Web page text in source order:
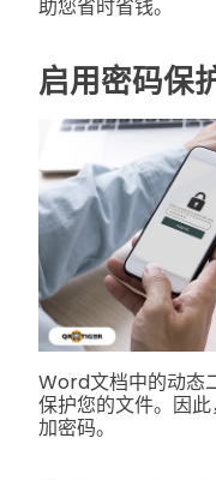
助您省时省钱。
启用密码保
Word文档中的动态
保护您的文件。因
加密码。